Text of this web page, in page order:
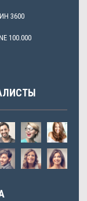
3600
100.000